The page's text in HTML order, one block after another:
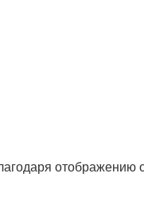
отображению